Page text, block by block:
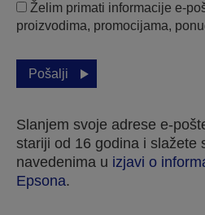
Želim primati informacije e-
proizvodima, promocijama,
Pošalji
Slanjem svoje adrese e-
stariji od 16 godina i slažete
navedenima u izjavi o
Epsona.